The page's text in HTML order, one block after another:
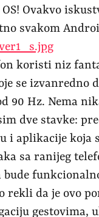
Ovakvo
svakom
koristi niz
se izvanredno
90 Hz. Nema
dve stavke:
i aplikacije koja
sa ranijeg
rekli da je ovo
gestovima,